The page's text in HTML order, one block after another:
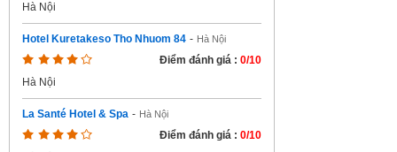
Hà Nội
Hotel Kuretakeso Tho Nhuom 84 - Hà Nội
Điểm đánh giá : 0/10
Hà Nội
La Santé Hotel & Spa - Hà Nội
Điểm đánh giá : 0/10